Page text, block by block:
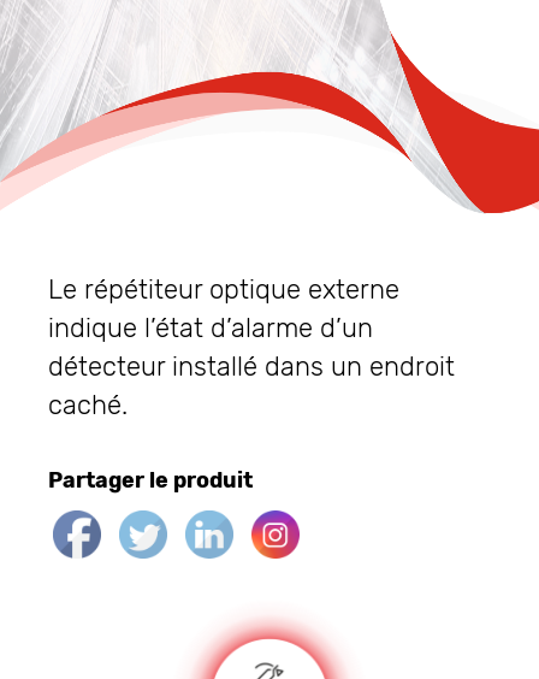
Le répétiteur optique externe
indique l’état d’alarme d’un
détecteur installé dans un endroit
caché.
Partager le produit